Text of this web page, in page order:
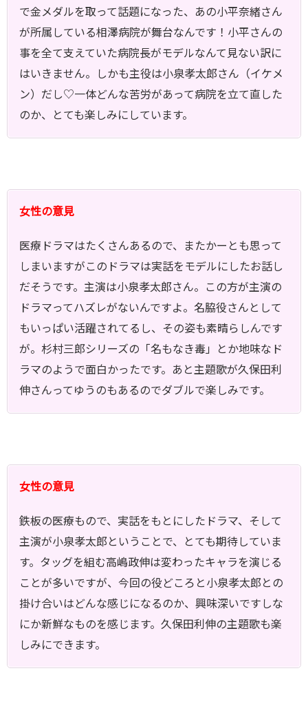
で金メダルを取って話題になった、あの小平奈緒さん
が所属している相澤病院が舞台なんです！小平さんの
事を全て支えていた病院長がモデルなんて見ない訳に
はいきません。しかも主役は小泉孝太郎さん（イケメ
ン）だし♡一体どんな苦労があって病院を立て直した
のか、とても楽しみにしています。
女性の意見
医療ドラマはたくさんあるので、またかーとも思って
しまいますがこのドラマは実話をモデルにしたお話し
だそうです。主演は小泉孝太郎さん。この方が主演の
ドラマってハズレがないんですよ。名脇役さんとして
もいっぱい活躍されてるし、その姿も素晴らしんです
が。杉村三郎シリーズの「名もなき毒」とか地味なド
ラマのようで面白かったです。あと主題歌が久保田利
伸さんってゆうのもあるのでダブルで楽しみです。
女性の意見
鉄板の医療もので、実話をもとにしたドラマ、そして
主演が小泉孝太郎ということで、とても期待していま
す。タッグを組む高嶋政伸は変わったキャラを演じる
ことが多いですが、今回の役どころと小泉孝太郎との
掛け合いはどんな感じになるのか、興味深いですしな
にか新鮮なものを感じます。久保田利伸の主題歌も楽
しみにできます。